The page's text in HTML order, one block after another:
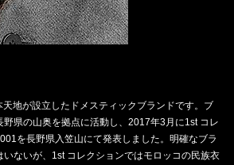
地が設立したドメスティックブランドです。ブ
野県の山奥を拠点に活動し、2017年3月に1st コレ
を長野県入笠山にて発表しました。明確なブラ
いないが、1st コレクションではモロッコの民族衣